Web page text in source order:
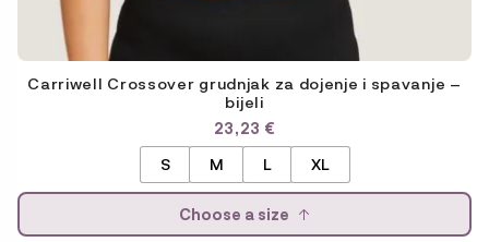
Carriwell Crossover grudnjak za dojenje i spavanje –
bijeli
23,23 €
S M L XL
Choose a size